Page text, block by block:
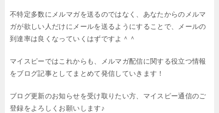
不特定多数にメルマガを送るのではなく、 あなたからのメルマ
ガが欲しい人だけにメールを送るようにすることで、
メールの
到達率は良くなっていくはずですよ＾＾
マイスピーではこれからも、メルマガ配信に関する役立つ情報
をブログ記事として まとめて発信していきます！
ブログ更新のお知らせを受け取りたい方、マイスピー通信のご
登録をよろしくお願いします♪